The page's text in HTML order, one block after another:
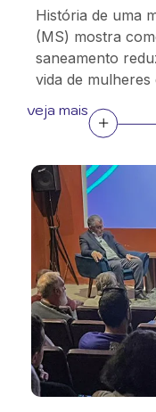
História de uma
(MS) mostra
saneamento
vida de
veja mais